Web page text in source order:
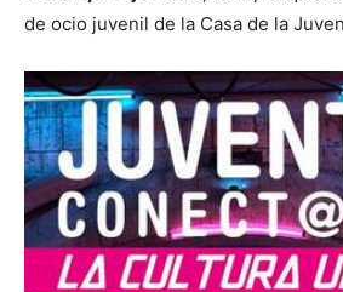
de ocio juvenil de la Casa de la